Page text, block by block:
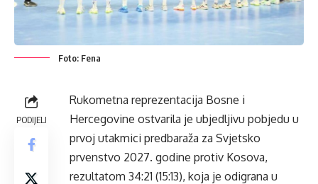
Foto: Fena
PODIJELI
Rukometna reprezentacija Bosne i
Hercegovine ostvarila je ubjedljivu pobjedu u
prvoj utakmici predbaraža za Svjetsko
prvenstvo 2027. godine protiv Kosova,
rezultatom 34:21 (15:13), koja je odigrana u